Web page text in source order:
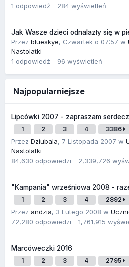
1 odpowiedź 284 wyświetleń
Jak Wasze dzieci odnalazły się w
Przez blueskye, Czwartek o 07:57 w
Nastolatki
1 odpowiedź 96 wyświetleń
Najpopularniejsze
Lipcówki 2007 - zapraszam
1 2 3 4 3386
Przez Dziubala, 7 Listopada 2007 w
Nastolatki
84,630 odpowiedzi 2,339,726
"Kampania" wrześniowa 2008 -
1 2 3 4 2892
Przez andzia, 3 Lutego 2008 w
72,280 odpowiedzi 1,761,915
Marcóweczki 2016
1 2 3 4 2795